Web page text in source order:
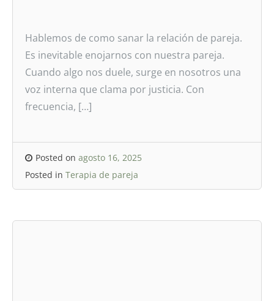
Hablemos de como sanar la relación de pareja.
Es inevitable enojarnos con nuestra pareja.
Cuando algo nos duele, surge en nosotros una
voz interna que clama por justicia. Con
frecuencia, […]
Posted on agosto 16, 2025
Posted in Terapia de pareja